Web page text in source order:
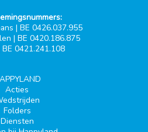
| BE 0426.037.955
| BE 0420.186.875
BE 0421.241.108
Acties
Folders
Diensten